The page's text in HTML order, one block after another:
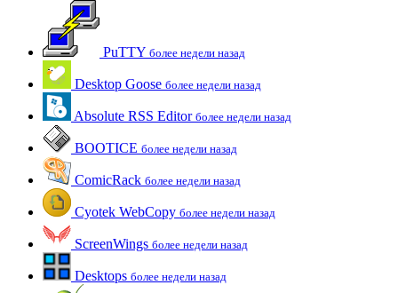
PuTTY более недели назад
Desktop Goose более недели назад
Absolute RSS Editor более недели назад
BOOTICE более недели назад
ComicRack более недели назад
Cyotek WebCopy более недели назад
ScreenWings более недели назад
Desktops более недели назад